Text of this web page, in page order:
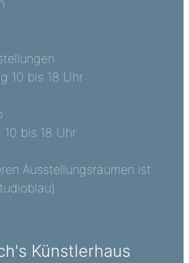
10 bis 18 Uhr
bis 18 Uhr
Ausstellungsräumen ist
Künstlerhaus